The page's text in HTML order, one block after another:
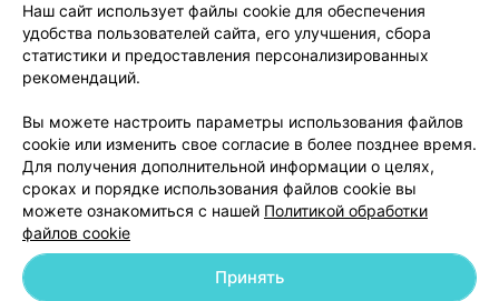
ШКОЛА ТАНЦЕВ
Нон Стоп
Добавить компанию
Наш сайт использует файлы cookie для обеспечения
удобства пользователей сайта, его улучшения, сбора
статистики и предоставления персонализированных
рекомендаций.
Вы можете настроить параметры использования файлов
cookie или изменить свое согласие в более позднее время.
Для получения дополнительной информации о целях,
сроках и порядке использования файлов cookie вы
можете ознакомиться с нашей Политикой обработки
файлов cookie
Принять